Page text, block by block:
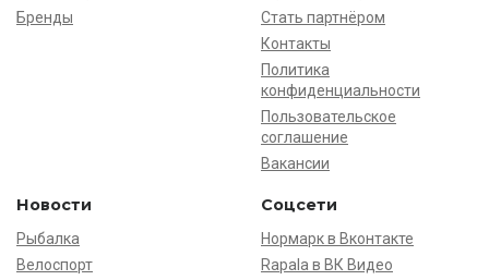
Бренды
Стать партнёром
Контакты
Политика
конфиденциальности
Пользовательское
соглашение
Вакансии
Новости
Рыбалка
Велоспорт
Соцсети
Нормарк в Вконтакте
Rapala в ВК Видео